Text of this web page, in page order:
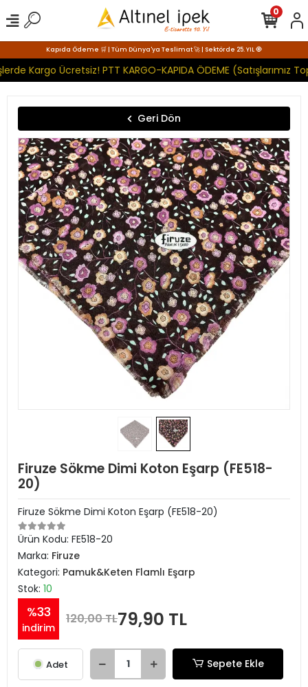
Kapıda Ödeme 🛒 | Tüm Dünya'ya Teslimat 🚀 | Sektörde 25. YIL 🧿
Kargo Ücretsiz! PTT KARGO-KAPIDA ÖDEME (Satışlarımız
0
Geri Dön
Firuze Sökme Dimi Koton Eşarp (FE518-
20)
Firuze Sökme Dimi Koton Eşarp (FE518-20)
Ürün Kodu: FE518-20
Marka: Firuze
Kategori: Pamuk&Keten Flamlı Eşarp
Stok: 10
%33
indirim
120,00 TL79,90 TL
Adet Sepete Ekle